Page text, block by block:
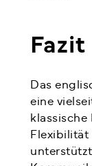
Fazit
Das
eine
Flexibilität